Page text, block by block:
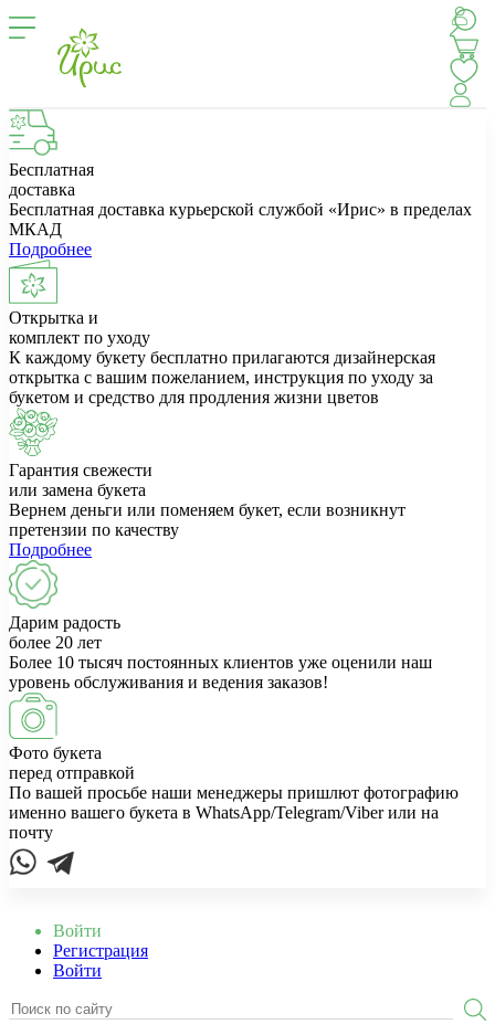
Бесплатная
доставка
Бесплатная доставка курьерской службой «Ирис» в пределах
МКАД
Подробнее
Открытка и
комплект по уходу
К каждому букету бесплатно прилагаются дизайнерская
открытка с вашим пожеланием, инструкция по уходу за
букетом и средство для продления жизни цветов
Гарантия свежести
или замена букета
Вернем деньги или поменяем букет, если возникнут
претензии по качеству
Подробнее
Дарим радость
более 20 лет
Более 10 тысяч постоянных клиентов уже оценили наш
уровень обслуживания и ведения заказов!
Фото букета
перед отправкой
По вашей просьбе наши менеджеры пришлют фотографию
именно вашего букета в WhatsApp/Telegram/Viber или на
почту
Войти
Регистрация
Войти